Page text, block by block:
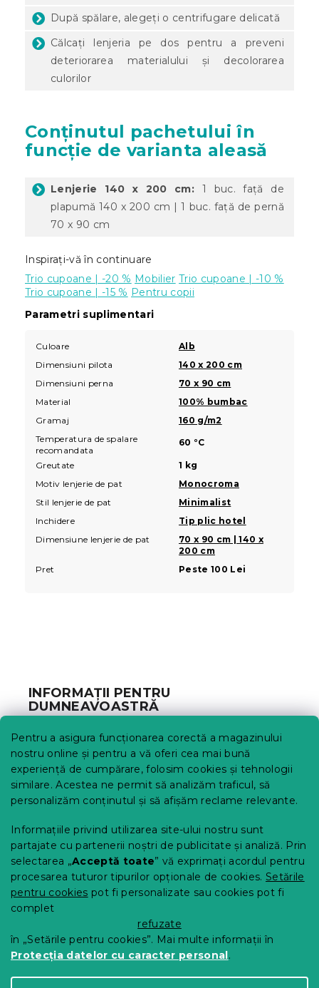
Pentru a asigura funcționarea corectă a magazinului
nostru online și pentru a vă oferi cea mai bună
experiență de cumpărare, folosim cookies și tehnologii
similare. Acestea ne permit să analizăm traficul, să
personalizăm conținutul și să afișăm reclame relevante.
Informațiile privind utilizarea site-ului nostru sunt
partajate cu partenerii noștri de publicitate și analiză. Prin
selectarea „Acceptă toate” vă exprimați acordul pentru
procesarea tuturor tipurilor opționale de cookies. Setările
pentru cookies pot fi personalizate sau cookies pot fi
complet
refuzate
în „Setările pentru cookies”. Mai multe informații în
Protecția datelor cu caracter personal.
După spălare, alegeți o centrifugare delicată
Călcați lenjeria pe dos pentru a preveni
deteriorarea materialului și decolorarea
culorilor
Conținutul pachetului în
funcție de varianta aleasă
Lenjerie 140 x 200 cm: 1 buc. față de
plapumă 140 x 200 cm | 1 buc. față de pernă
70 x 90 cm
Inspirați-vă în continuare
Trio cupoane | -20 % Mobilier Trio cupoane | -10 %
Trio cupoane | -15 % Pentru copii
Parametri suplimentari
Culoare
Alb
Dimensiuni pilota
140 x 200 cm
Dimensiuni perna
70 x 90 cm
Material
100% bumbac
Gramaj
160 g/m2
Temperatura de spalare
recomandata
60 °C
Greutate
1 kg
Motiv lenjerie de pat
Monocroma
Stil lenjerie de pat
Minimalist
Inchidere
Tip plic hotel
Dimensiune lenjerie de pat
70 x 90 cm | 140 x
200 cm
Pret
Peste 100 Lei
o
INFORMAȚII PENTRU
DUMNEAVOASTRĂ
Urmărirea comenzii
Opțiuni de livrare
Metode de plată
Reclamații și retururi
Contact
Protecția datelor cu caracter personal
Achizitii SEAP
Tabel mărimi
Blog
Pentru parteneri